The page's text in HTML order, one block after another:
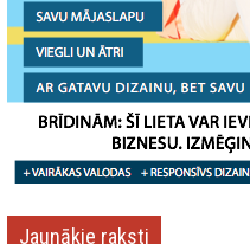
Jaunākie raksti